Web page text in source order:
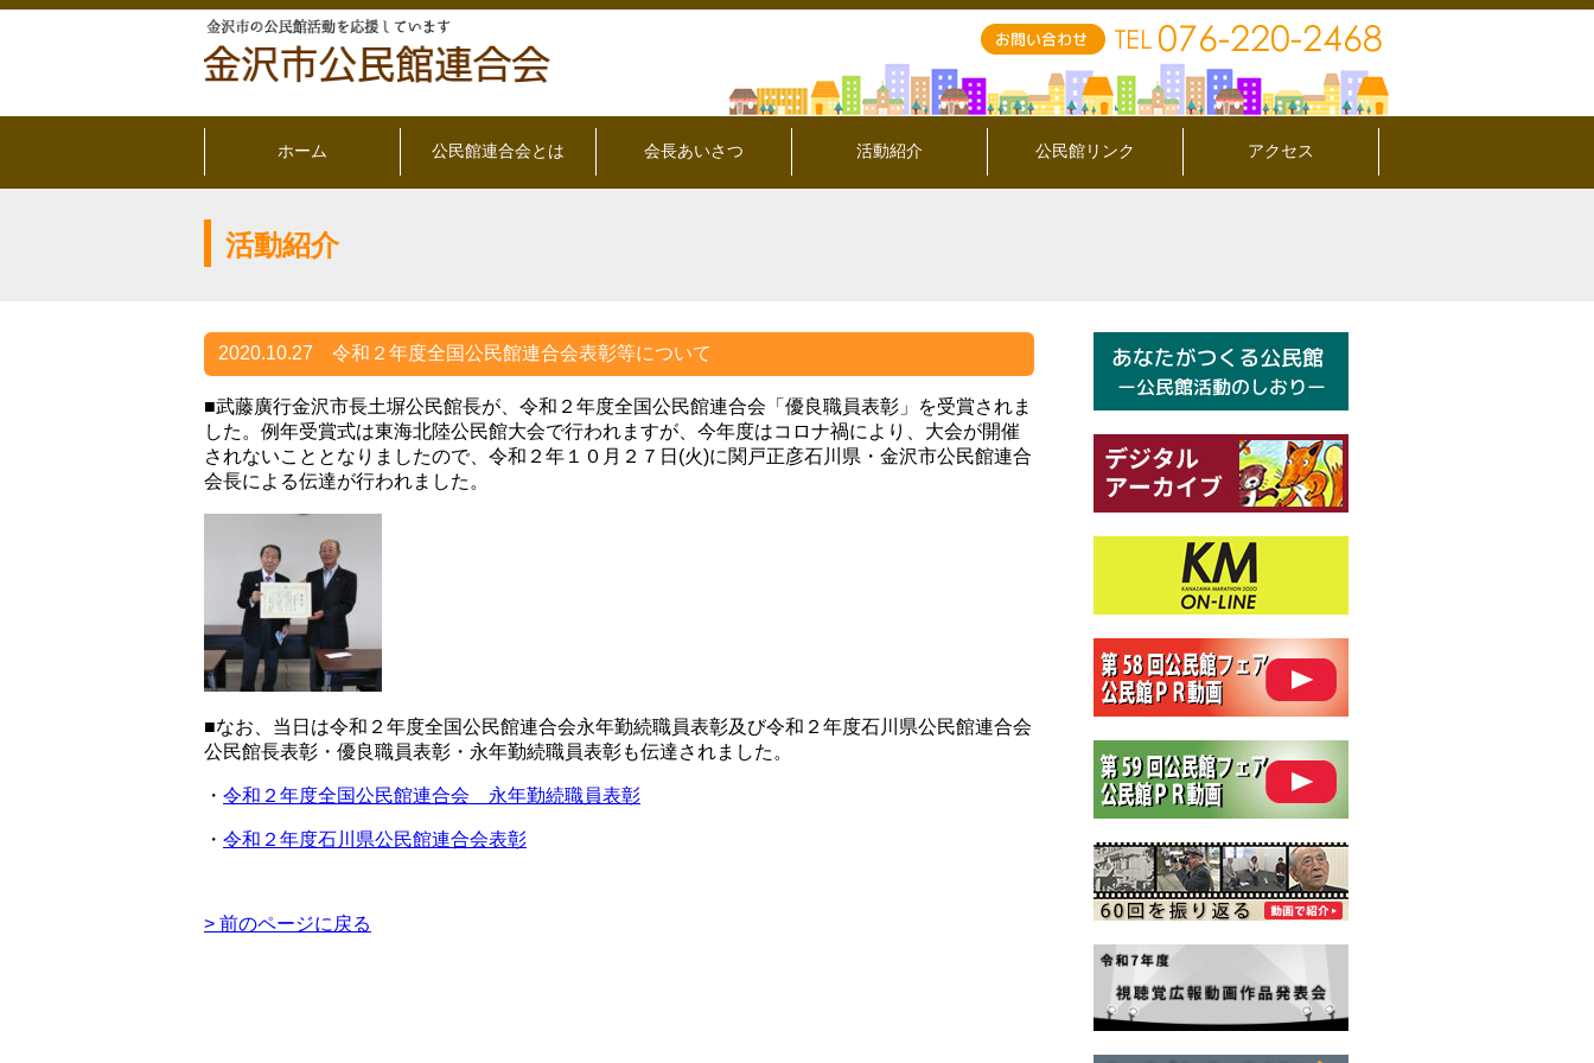
ホーム 公民館連合会とは 会長あいさつ 活動紹介 公民館リンク アクセス
活動紹介
2020.10.27 令和２年度全国公民館連合会表彰等について
■武藤廣行金沢市長土塀公民館長が、令和２年度全国公民館連合会「優良職員表彰」を受賞されま
した。例年受賞式は東海北陸公民館大会で行われますが、今年度はコロナ禍により、大会が開催
されないこととなりましたので、令和２年１０月２７日(火)に関戸正彦石川県・金沢市公民館連合
会長による伝達が行われました。
■なお、当日は令和２年度全国公民館連合会永年勤続職員表彰及び令和２年度石川県公民館連合会
公民館長表彰・優良職員表彰・永年勤続職員表彰も伝達されました。
・ 令和２年度全国公民館連合会 永年勤続職員表彰
・ 令和２年度石川県公民館連合会表彰
> 前のページに戻る